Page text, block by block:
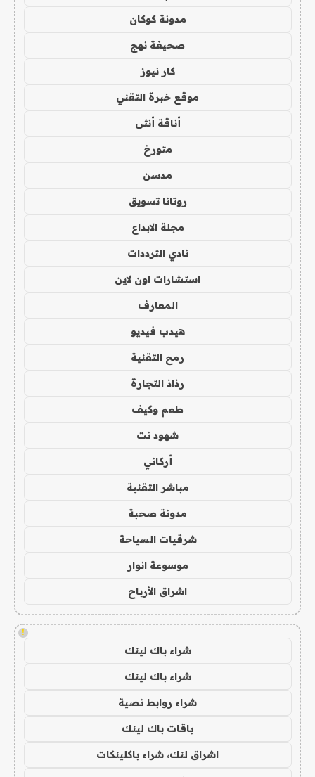
مدونة كوكان
صحيفة نهج
كار نيوز
موقع خبرة التقني
أناقة أنثى
متورخ
مدسن
روتانا تسويق
مجلة الابداع
نادي الترددات
استشارات اون لاين
المعارف
هيدب فيديو
رمح التقنية
رذاذ التجارة
طعم وكيف
شهود نت
أركاني
مباشر التقنية
مدونة صحبة
شرقيات السياحة
موسوعة انوار
اشراق الأرباح
!
شراء باك لينك
شراء باك لينك
شراء روابط نصية
باقات باك لينك
اشراق لنك، شراء باكلينكات